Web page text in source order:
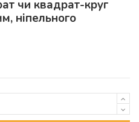
чи квадрат-круг
ніпельного